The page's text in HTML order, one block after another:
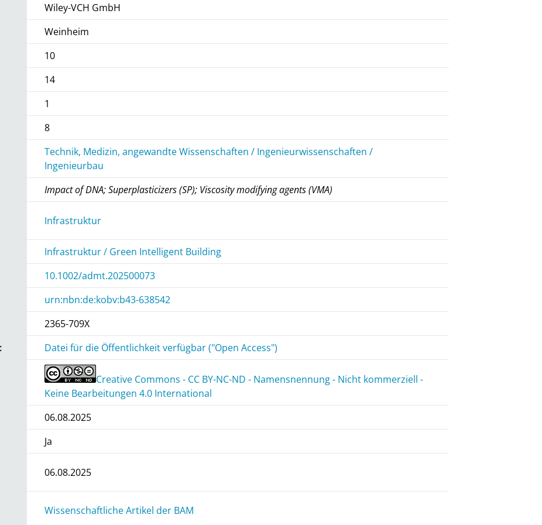
Wiley-VCH GmbH
Weinheim
10
14
1
8
Technik, Medizin, angewandte Wissenschaften / Ingenieurwissenschaften /
Ingenieurbau
Impact of DNA; Superplasticizers (SP); Viscosity modifying agents (VMA)
Infrastruktur
Infrastruktur / Green Intelligent Building
10.1002/admt.202500073
urn:nbn:de:kobv:b43-638542
2365-709X
Datei für die Öffentlichkeit verfügbar ("Open Access")
Creative Commons - CC BY-NC-ND - Namensnennung - Nicht kommerziell -
Keine Bearbeitungen 4.0 International
06.08.2025
Ja
06.08.2025
Wissenschaftliche Artikel der BAM